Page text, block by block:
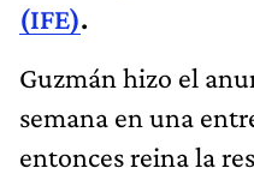
(IFE).
Guzmán hizo el
semana en una
entonces reina la